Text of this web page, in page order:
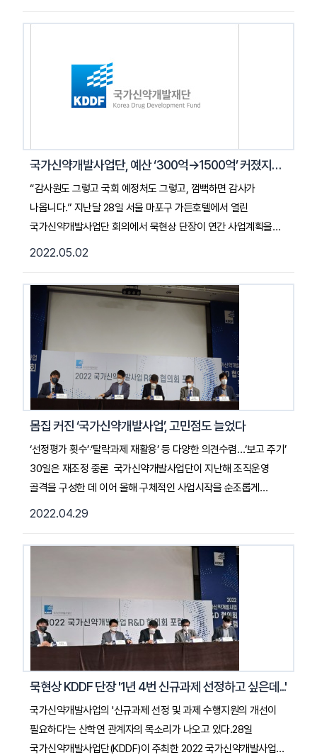
관련한 연구개발 과제가 더욱 늘어날 것"이라고 전망했다.
BIO코리아'에서 '면역항암제 개발 동향'을 주제로 한 세션에
참석해 이같이 소개했다. 그에 따르면 정부는 2021년부터
2030년까지 10년간 총 2조원을 투입해 국가신약개발사업을
신약 4개와 글로벌 블록버스터 신약 1개를 배출하는 것이 이
국가신약개발사업단, 예산 ‘300억→1500억’ 커졌지만 자율성 줄어 고민
“감사원도 그렇고 국회 예정처도 그렇고, 껌뻑하면 감사가
나옵니다.” 지난달 28일 서울 마포구 가든호텔에서 열린
국가신약개발사업단 회의에서 묵현상 단장이 연간 사업계획을
설명하는 과정에서 한숨을 쉬면서 이렇게 말했다. 이날 회의는
취지에서 마련된 자리였는데, 한동안 묵 단장의 성토가
이어졌다. 묵 단장은 이날 정부 예산 일정에 맞춰, 사업 구조조정이
필요하다고 밝히면서 “쳐다보는 곳이 많아져서 세부 규정을
틀리지 않으려다 보니 이런 일이 생긴다”고 했다.
국가신약개발사업단은 연간 예산 300억원 규모의
범부처전주기신약개발사업에서 출발한
기관이다. ... 2022.05.02.조선비즈 (기사 전문 읽기)
2022.05.02
몸집 커진 ‘국가신약개발사업’, 고민점도 늘었다
‘선정평가 횟수’‧‘탈락과제 재활용’ 등 다양한 의견수렴…‘보고 주기’
30일은 재조정 중론 국가신약개발사업단이 지난해 조직운영
골격을 구성한 데 이어 올해 구체적인 사업시작을 순조롭게
알리고 있다.다만, 선행사업(범부처전주기신약개발사업)보다 5배
더욱 늘어난 상황이다.이에 지난 28일 국가신약개발사업단은
서울가든호텔 그랜드볼룸에서 ‘2022 국가신약개발사업 R&D
협의회 포럼’을 열고 올해 국가신약개발사업에 대한 기본 방향을
발표하고 각계 전문가들의 의견을 청취하는 자리를
가졌다. 2022.04.29. 의학신문기사 전문 보기
2022.04.29
묵현상 KDDF 단장 '1년 4번 신규과제 선정하고 싶은데...'
국가신약개발사업의 '신규과제 선정 및 과제 수행지원의 개선이
필요하다'는 산학연 관계자의 목소리가 나오고 있다.28일
국가신약개발사업단(KDDF)이 주최한 2022 국가신약개발사업